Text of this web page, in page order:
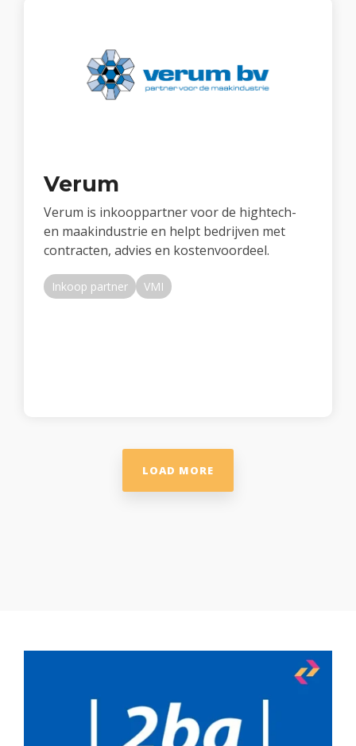
Verum
Verum is inkooppartner voor de hightech-
en maakindustrie en helpt bedrijven met
contracten, advies en kostenvoordeel.
Inkoop partner VMI
LOAD MORE